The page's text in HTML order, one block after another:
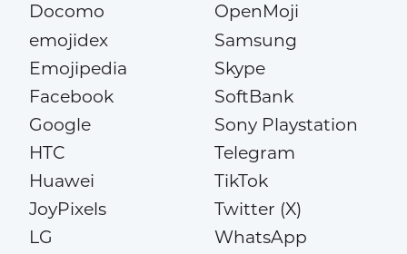
Docomo
emojidex
Emojipedia
Facebook
Google
HTC
Huawei
JoyPixels
LG
OpenMoji
Samsung
Skype
SoftBank
Sony Playstation
Telegram
TikTok
Twitter (X)
WhatsApp